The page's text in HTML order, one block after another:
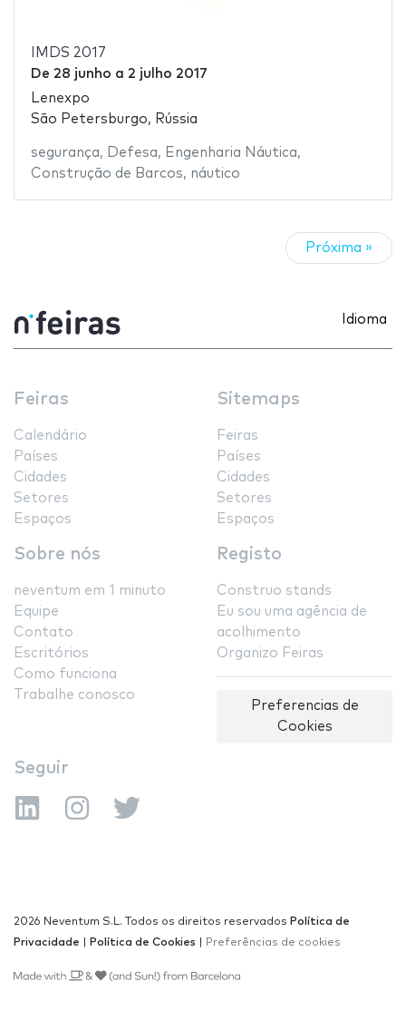
IMDS 2017
De 28 junho a 2 julho 2017
Lenexpo
São Petersburgo, Rússia
segurança, Defesa, Engenharia Náutica,
Construção de Barcos, náutico
Próxima »
Idioma
Feiras
Calendário
Países
Cidades
Setores
Espaços
Sitemaps
Feiras
Países
Cidades
Setores
Espaços
Sobre nós
neventum em 1 minuto
Equipe
Contato
Escritórios
Como funciona
Trabalhe conosco
Registo
Construo stands
Eu sou uma agência de
acolhimento
Organizo Feiras
Preferencias de
Cookies
Seguir
2026 Neventum S.L. Todos os direitos reservados Política de
Privacidade
Política de Cookies Preferências de cookies